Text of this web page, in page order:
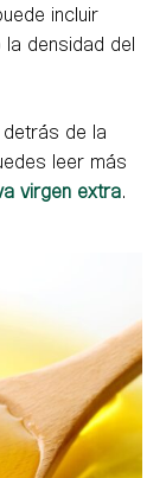
incluir
densidad del
de la
leer más
virgen extra.